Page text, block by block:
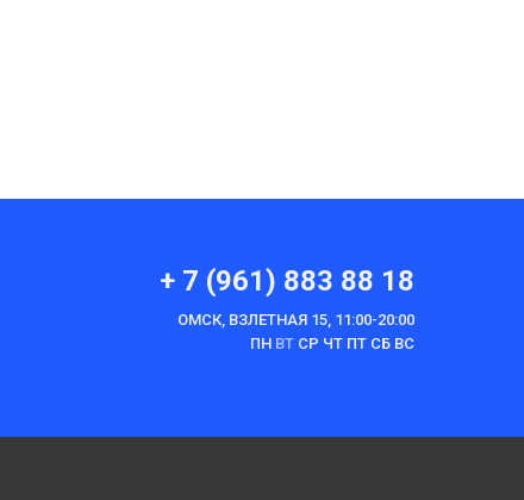
+ 7 (961) 883 88 18
ОМСК, ВЗЛЕТНАЯ 15, 11:00-20:00
ПН ВТ СР ЧТ ПТ СБ ВС